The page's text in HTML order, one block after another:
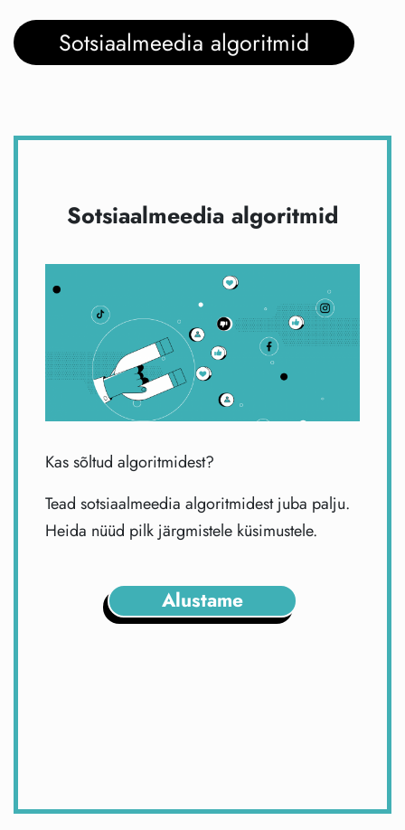
Sotsiaalmeedia algoritmid
Sotsiaalmeedia algoritmid
Kas sõltud algoritmidest?
Tead sotsiaalmeedia algoritmidest juba palju.
Heida nüüd pilk järgmistele küsimustele.
Alustame